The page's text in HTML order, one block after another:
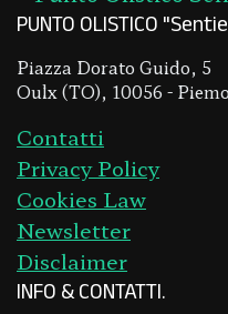
PUNTO OLISTICO
Piazza Dorato Guido, 5
Oulx (TO), 10056 -
Contatti
Privacy Policy
Cookies Law
Newsletter
Disclaimer
INFO & CONTATTI